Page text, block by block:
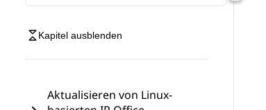
Kapitel ausblenden
Aktualisieren von Linux-